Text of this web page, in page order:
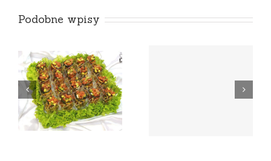
Podobne wpisy
Obiady na telefon /
online – Warszawa